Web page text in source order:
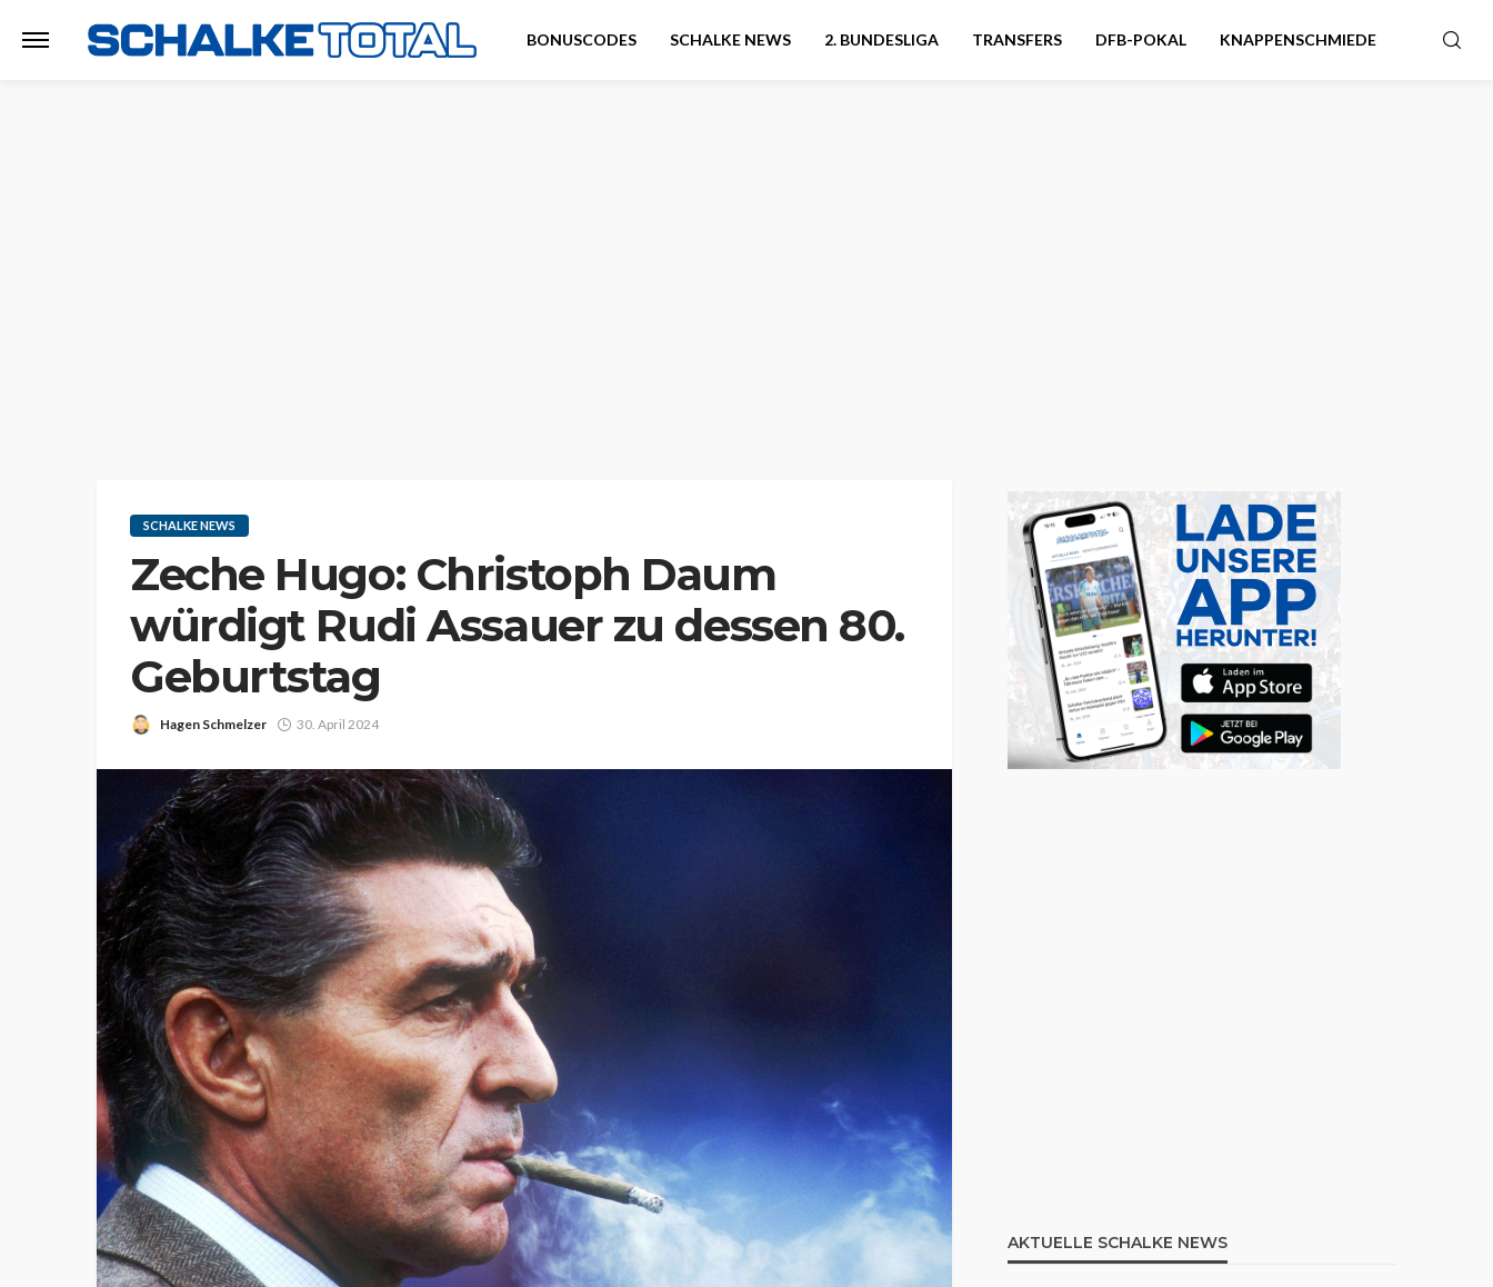
BONUSCODES SCHALKE NEWS 2. BUNDESLIGA TRANSFERS DFB-POKAL KNAPPENSCHMIEDE
SCHALKE NEWS
Zeche Hugo: Christoph Daum
würdigt Rudi Assauer zu dessen 80.
Geburtstag
Hagen Schmelzer 30. April 2024
AKTUELLE SCHALKE NEWS